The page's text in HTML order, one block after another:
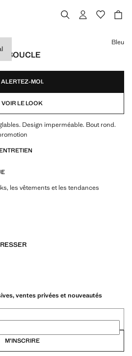
BOUCLE
Bleu
ALERTEZ-MOI.
VOIR LE LOOK
Design imperméable. Bout rond.
les vêtements et les tendances
ventes privées et nouveautés
M’INSCRIRE